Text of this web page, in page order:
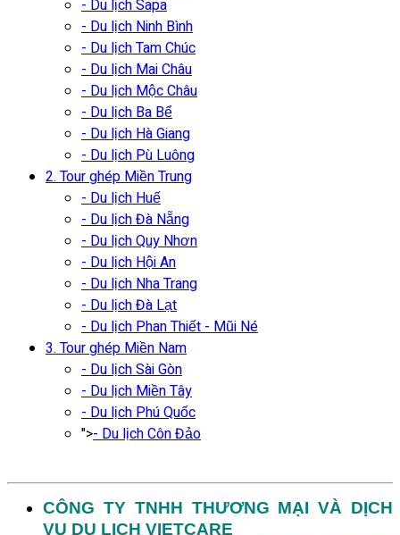
- Du lịch Sapa
- Du lịch Ninh Bình
- Du lịch Tam Chúc
- Du lịch Mai Châu
- Du lịch Mộc Châu
- Du lịch Ba Bể
- Du lịch Hà Giang
- Du lịch Pù Luông
2. Tour ghép Miền Trung
- Du lịch Huế
- Du lịch Đà Nẵng
- Du lịch Quy Nhơn
- Du lịch Hội An
- Du lịch Nha Trang
- Du lịch Đà Lạt
- Du lịch Phan Thiết - Mũi Né
3. Tour ghép Miền Nam
- Du lịch Sài Gòn
- Du lịch Miền Tây
- Du lịch Phú Quốc
">- Du lịch Côn Đảo
CÔNG TY TNHH THƯƠNG MẠI VÀ DỊCH
VỤ DU LỊCH VIETCARE